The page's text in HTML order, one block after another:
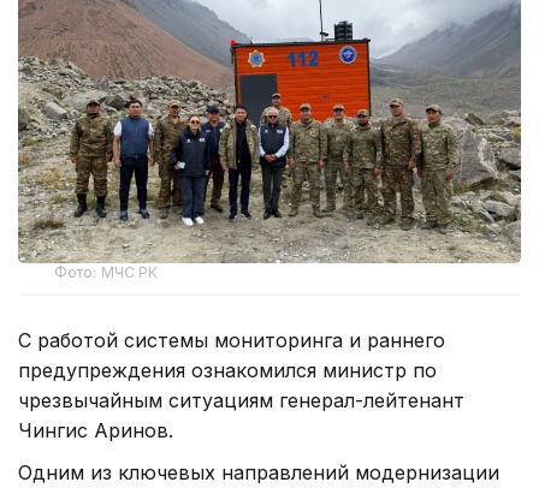
Фото: МЧС РК
С работой системы мониторинга и раннего
предупреждения ознакомился министр по
чрезвычайным ситуациям генерал-лейтенант
Чингис Аринов.
Одним из ключевых направлений модернизации